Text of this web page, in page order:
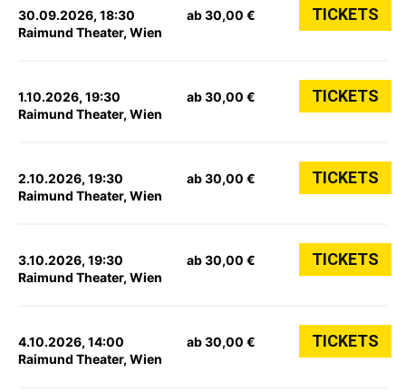
30.09.2026, 18:30
Raimund Theater, Wien
ab 30,00 € TICKETS
1.10.2026, 19:30
Raimund Theater, Wien
ab 30,00 € TICKETS
2.10.2026, 19:30
Raimund Theater, Wien
ab 30,00 € TICKETS
3.10.2026, 19:30
Raimund Theater, Wien
ab 30,00 € TICKETS
4.10.2026, 14:00
Raimund Theater, Wien
ab 30,00 € TICKETS